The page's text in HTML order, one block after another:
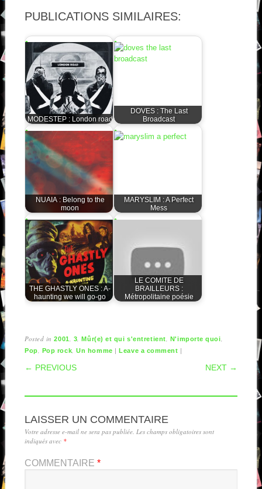
PUBLICATIONS SIMILAIRES:
MODESTEP : London road
DOVES : The Last
Broadcast
NUAIA : Belong to the
moon
MARYSLIM : A Perfect
Mess
THE GHASTLY ONES : A-
haunting we will go-go
LE COMITE DE
BRAILLEURS :
Métropolitaine poésie
Posted in2001 3 ,Mûr(e) et qui s'entretient N'importe quoi
Pop Pop rock ,Un homme |Leave a comment |
POST NAVIGATION
← PREVIOUS NEXT →
LAISSER UN COMMENTAIRE
Votre adresse e-mail ne sera pas publiée. Les champs obligatoires sont
indiqués avec *
COMMENTAIRE *